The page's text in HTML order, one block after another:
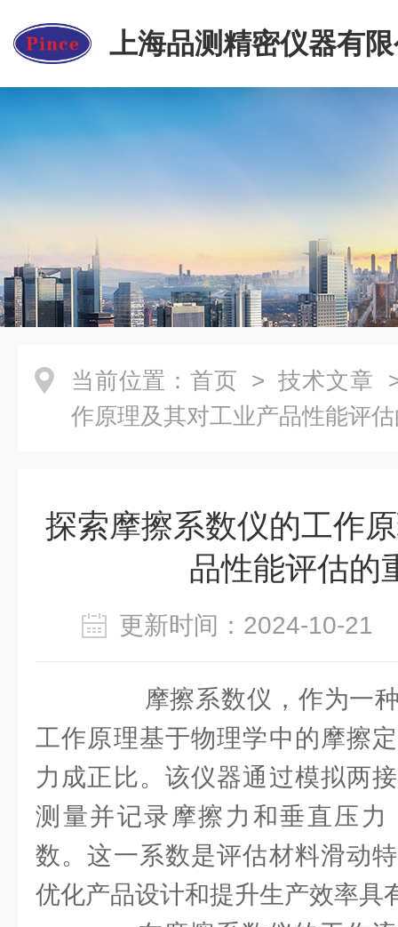
上海品测精密仪器有
当前位置： 首页 > 技术文章
作原理及其对工业产品性能评
探索摩擦系数仪的工作
品性能评估的
更新时间：2024-10-
摩擦系数仪，作为一种
工作原理基于物理学中的摩擦
力成正比。该仪器通过模拟两
测量并记录摩擦力和垂直压力
数。这一系数是评估材料滑动
优化产品设计和提升生产效率具